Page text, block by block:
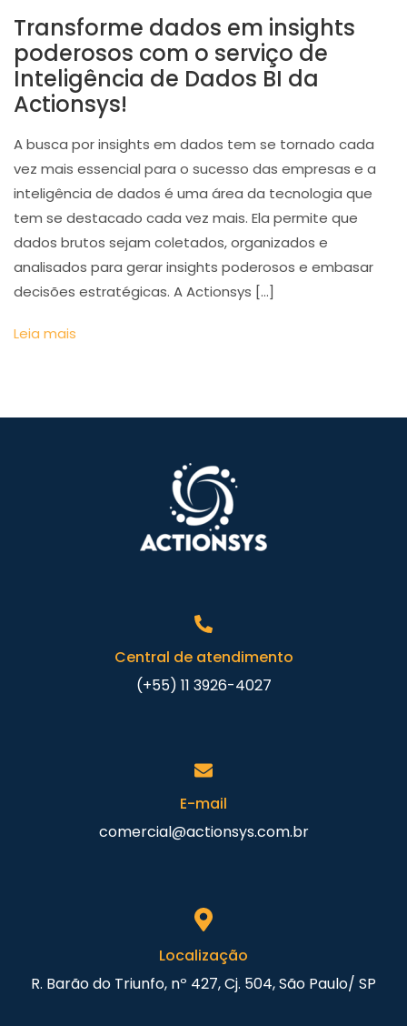
Transforme dados em insights
poderosos com o serviço de
Inteligência de Dados BI da
Actionsys!
A busca por insights em dados tem se tornado cada
vez mais essencial para o sucesso das empresas e a
inteligência de dados é uma área da tecnologia que
tem se destacado cada vez mais. Ela permite que
dados brutos sejam coletados, organizados e
analisados ​​para gerar insights poderosos e embasar
decisões estratégicas. A Actionsys […]
Leia mais
Central de atendimento
(+55) 11 3926-4027
E-mail
comercial@actionsys.com.br
Localização
R. Barão do Triunfo, nº 427, Cj. 504, São Paulo/ SP